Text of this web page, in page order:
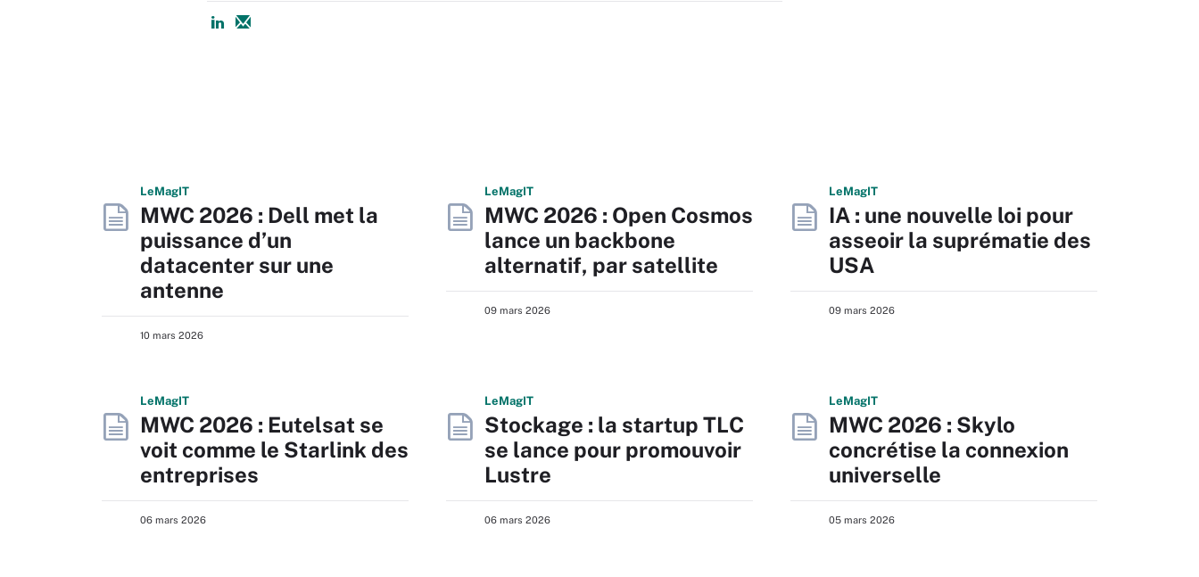
LeMagIT
MWC 2026 : Dell met la
puissance d’un
datacenter sur une
antenne
10 mars 2026
LeMagIT
MWC 2026 : Open Cosmos
lance un backbone
alternatif, par satellite
09 mars 2026
LeMagIT
IA : une nouvelle loi pour
asseoir la suprématie des
USA
09 mars 2026
LeMagIT
MWC 2026 : Eutelsat se
voit comme le Starlink des
entreprises
06 mars 2026
LeMagIT
Stockage : la startup TLC
se lance pour promouvoir
Lustre
06 mars 2026
LeMagIT
MWC 2026 : Skylo
concrétise la connexion
universelle
05 mars 2026